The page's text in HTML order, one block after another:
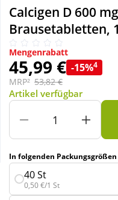
Natur & Homöopathie
Sanitätshaus
Sport & Fitness
Tierbedarf
Wellness
Calcigen D 600
Brausetabletten,
Mengenrabatt
45,99 € -15%4
MRP² 53,82 €
Artikel verfügbar
In folgenden
40 St
0,50 €/1 St